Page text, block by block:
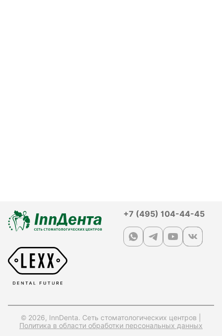
+7 (495) 104-44-45
© 2026, InnDenta. Сеть стоматологических центров |
Политика в области обработки персональных данных